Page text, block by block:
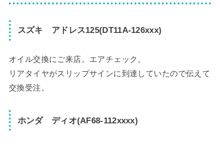
スズキ アドレス125(DT11A-126xxx)
オイル交換にご来店。エアチェック。
リアタイヤがスリップサインに到達していたので伝えて
交換受注。
ホンダ ディオ(AF68-112xxxx)